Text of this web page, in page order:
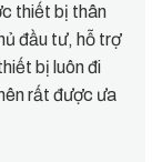
thiết bị thân
đầu tư, hỗ trợ
bị luôn đi
rất được ưa